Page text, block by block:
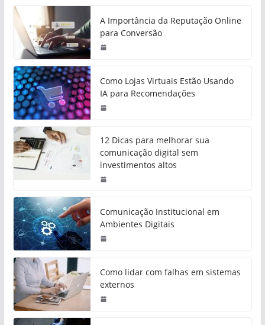
A Importância da Reputação Online
para Conversão
Como Lojas Virtuais Estão Usando
IA para Recomendações
12 Dicas para melhorar sua
comunicação digital sem
investimentos altos
Comunicação Institucional em
Ambientes Digitais
Como lidar com falhas em sistemas
externos